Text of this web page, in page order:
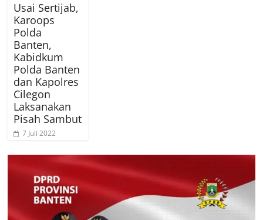
Usai Sertijab,
Karoops
Polda
Banten,
Kabidkum
Polda Banten
dan Kapolres
Cilegon
Laksanakan
Pisah Sambut
7 Juli 2022